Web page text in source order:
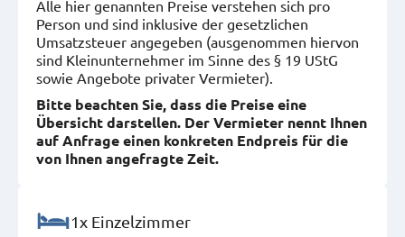
Alle hier genannten Preise verstehen sich pro
Person und sind inklusive der gesetzlichen
Umsatzsteuer angegeben (ausgenommen hiervon
sind Kleinunternehmer im Sinne des § 19 UStG
sowie Angebote privater Vermieter).
Bitte beachten Sie, dass die Preise eine
Übersicht darstellen. Der Vermieter nennt Ihnen
auf Anfrage einen konkreten Endpreis für die
von Ihnen angefragte Zeit.
1x Einzelzimmer